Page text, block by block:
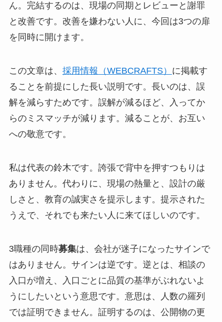
ん。完結するのは、現場の同期とレビューと謝罪
と改善です。改善を嫌わない人に、今回は3つの扉
を同時に開けます。
この文章は、 採用情報（WEBCRAFTS） に掲載す
ることを前提にした長い説明です。長いのは、誤
解を減らすためです。誤解が減るほど、入ってか
らのミスマッチが減ります。減ることが、お互い
への敬意です。
私は代表の鈴木です。誇張で背中を押すつもりは
ありません。代わりに、現場の熱量と、設計の厳
しさと、教育の誠実さを提示します。提示された
うえで、それでも来たい人に来てほしいのです。
3職種の同時募集は、会社が迷子になったサインで
はありません。サインは逆です。逆とは、相談の
入口が増え、入口ごとに品質の基準がぶれないよ
うにしたいという意思です。意思は、人数の羅列
では証明できません。証明するのは、公開物の更